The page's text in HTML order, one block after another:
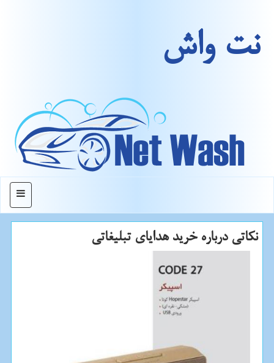
نت واش
منو
نكاتی درباره خرید هدایای تبلیغاتی